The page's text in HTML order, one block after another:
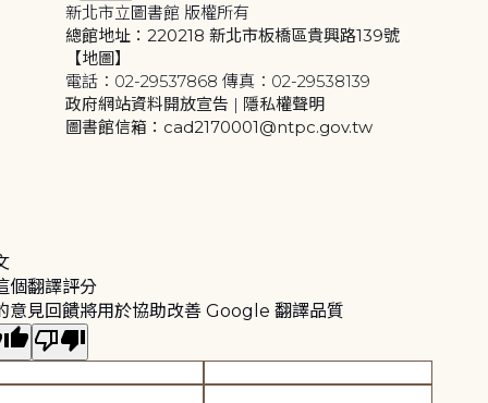
新北市立圖書館 版權所有
總館地址：220218 新北市板橋區貴興路139號
【地圖】
電話：02-29537868 傳真：02-29538139
政府網站資料開放宣告 | 隱私權聲明
圖書館信箱：cad2170001@ntpc.gov.tw
個翻譯評分
意見回饋將用於協助改善 Google 翻譯品質